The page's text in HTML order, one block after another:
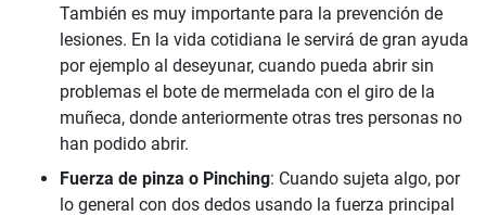
También es muy importante para la prevención de
lesiones. En la vida cotidiana le servirá de gran ayuda
por ejemplo al deseyunar, cuando pueda abrir sin
problemas el bote de mermelada con el giro de la
muñeca, donde anteriormente otras tres personas no
han podido abrir.
Fuerza de pinza o Pinching: Cuando sujeta algo, por
lo general con dos dedos usando la fuerza principal